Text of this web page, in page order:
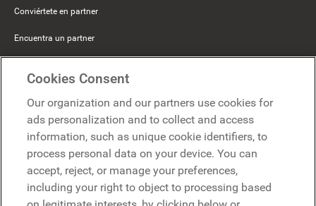
Conviértete en partner
Encuentra un partner
Microsoft
Solicitar una demo
Solicitar una demo
Cookies Consent
Our organization and our partners use cookies for
ads personalization and to collect and access
information, such as unique cookie identifiers, to
process personal data on your device. You can
accept, reject, or manage your preferences,
including your right to object to processing based